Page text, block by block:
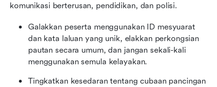
komunikasi berterusan, pendidikan, dan polisi.
Galakkan peserta menggunakan ID mesyuarat
dan kata laluan yang unik, elakkan perkongsian
pautan secara umum, dan jangan sekali-kali
menggunakan semula kelayakan.
Tingkatkan kesedaran tentang cubaan pancingan